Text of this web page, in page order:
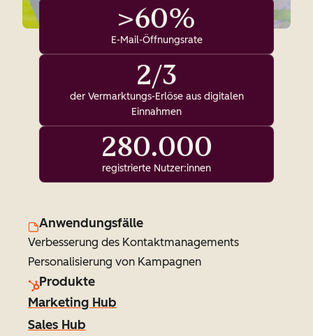
>60%
E-Mail-Öffnungsrate
2/3
der Vermarktungs-Erlöse aus digitalen
Einnahmen
280.000
registrierte Nutzer:innen
Anwendungsfälle
Verbesserung des Kontaktmanagements
Personalisierung von Kampagnen
Produkte
Marketing Hub
Sales Hub